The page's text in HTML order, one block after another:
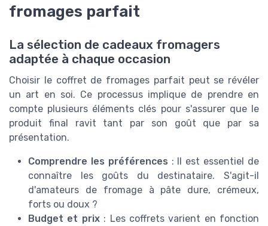
fromages parfait
La sélection de cadeaux fromagers
adaptée à chaque occasion
Choisir le coffret de fromages parfait peut se révéler
un art en soi. Ce processus implique de prendre en
compte plusieurs éléments clés pour s'assurer que le
produit final ravit tant par son goût que par sa
présentation.
Comprendre les préférences : Il est essentiel de
connaître les goûts du destinataire. S'agit-il
d'amateurs de fromage à pâte dure, crémeux,
forts ou doux ?
Budget et prix: Les coffrets varient en fonction